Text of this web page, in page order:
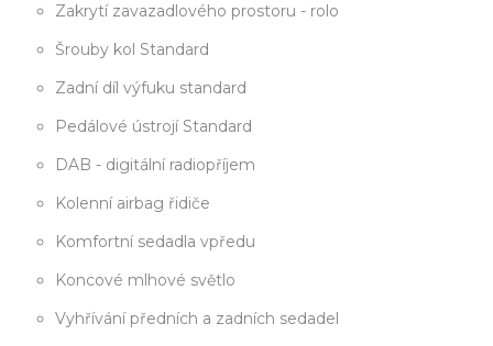
Zakrytí zavazadlového prostoru - rolo
Šrouby kol Standard
Zadní díl výfuku standard
Pedálové ústrojí Standard
DAB - digitální radiopříjem
Kolenní airbag řidiče
Komfortní sedadla vpředu
Koncové mlhové světlo
Vyhřívání předních a zadních sedadel